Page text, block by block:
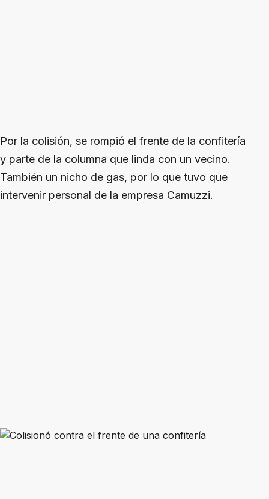
Por la colisión, se rompió el frente de la confitería
y parte de la columna que linda con un vecino.
También un nicho de gas, por lo que tuvo que
intervenir personal de la empresa Camuzzi.